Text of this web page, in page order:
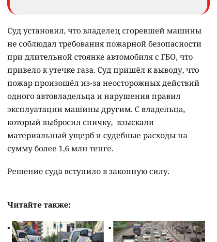
Суд установил, что владелец сгоревшей машины
не соблюдал требования пожарной безопасности
при длительной стоянке автомобиля с ГБО, что
привело к утечке газа. Суд пришёл к выводу, что
пожар произошёл из-за неосторожных действий
одного автовладельца и нарушения правил
эксплуатации машины другим. С владельца,
который выбросил спичку, взыскали
материальный ущерб и судебные расходы на
сумму более 1,6 млн тенге.
Решение суда вступило в законную силу.
Читайте также: